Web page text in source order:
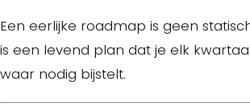
Een eerlijke roadmap is geen
is een levend plan dat je elk
waar nodig bijstelt.